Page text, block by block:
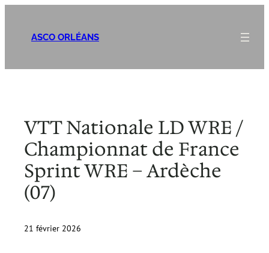
contenuASCO ORLÉANS
VTT Nationale LD WRE /
Championnat de France
Sprint WRE – Ardèche
(07)
21 février 2026